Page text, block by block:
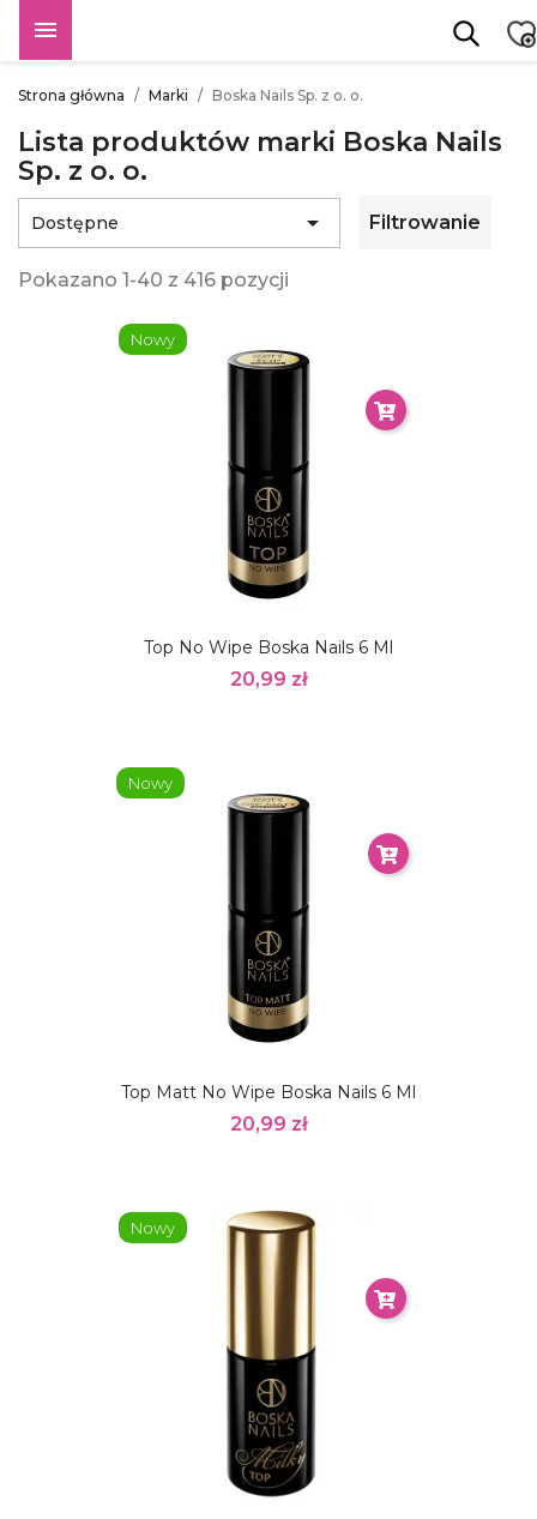

Strona główna Marki Boska Nails Sp. z o. o.
Lista produktów marki Boska Nails
Sp. z o. o.
Dostępne  Filtrowanie
Pokazano 1-40 z 416 pozycji
Top No Wipe Boska Nails 6 Ml
20,99 zł
Nowy
Top Matt No Wipe Boska Nails 6 Ml
20,99 zł
Nowy
Nowy